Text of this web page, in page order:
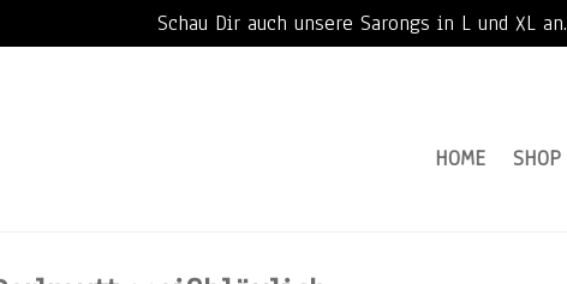
Schau Dir auch unsere Sarongs in L und XL an.
HOME
SHOP